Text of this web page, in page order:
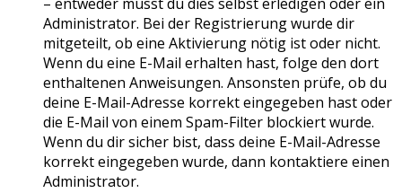
Administrator. Bei der Registrierung wurde dir
mitgeteilt, ob eine Aktivierung nötig ist oder nicht.
Wenn du eine E-Mail erhalten hast, folge den dort
enthaltenen Anweisungen. Ansonsten prüfe, ob du
deine E-Mail-Adresse korrekt eingegeben hast oder
die E-Mail von einem Spam-Filter blockiert wurde.
Wenn du dir sicher bist, dass deine E-Mail-Adresse
korrekt eingegeben wurde, dann kontaktiere einen
Administrator.